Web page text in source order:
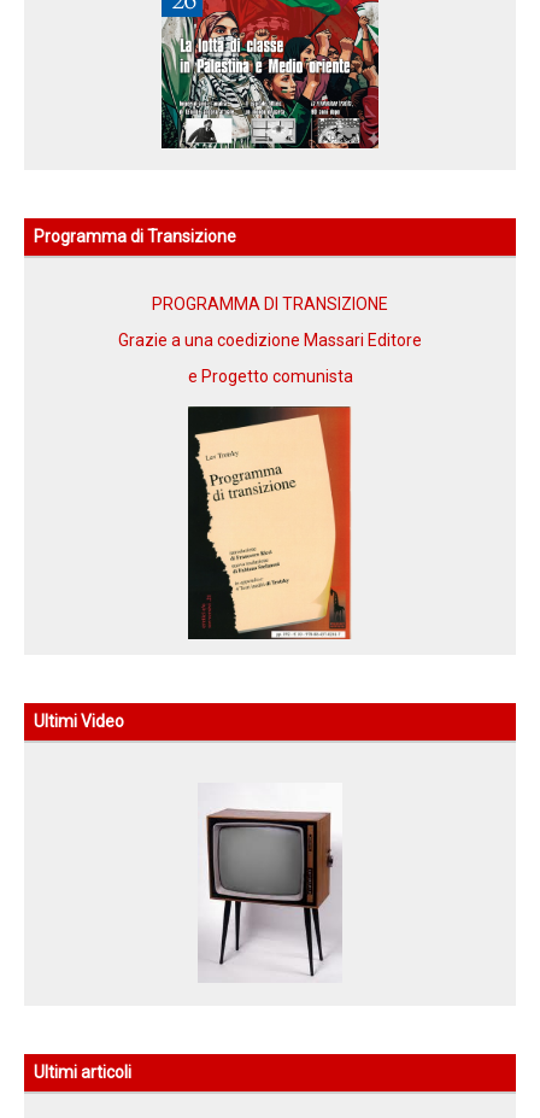
Programma di Transizione
PROGRAMMA DI TRANSIZIONE
Grazie a una coedizione Massari Editore
e Progetto comunista
Ultimi Video
Ultimi articoli